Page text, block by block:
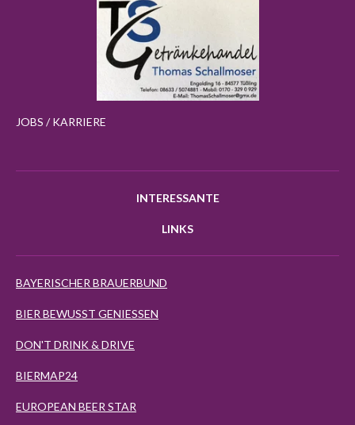
JOBS / KARRIERE
INTERESSANTE
LINKS
BAYERISCHER BRAUERBUND
BIER BEWUSST GENIESSEN
DON'T DRINK & DRIVE
BIERMAP24
EUROPEAN BEER STAR